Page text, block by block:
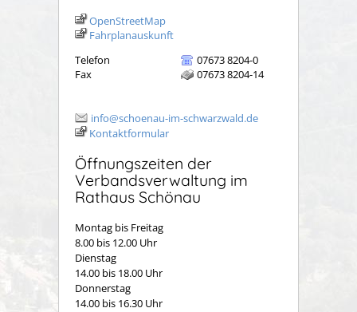
OpenStreetMap
Fahrplanauskunft
Telefon
07673 8204-0
Fax
07673 8204-14
info@schoenau-im-schwarzwald.de
Kontaktformular
Öffnungszeiten der
Verbandsverwaltung im
Rathaus Schönau
Montag bis Freitag
8.00 bis 12.00 Uhr
Dienstag
14.00 bis 18.00 Uhr
Donnerstag
14.00 bis 16.30 Uhr